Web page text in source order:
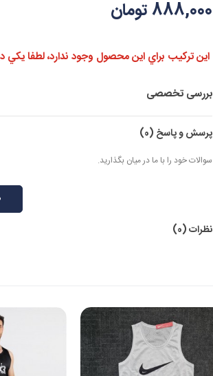
888,000 تومان
اين تركيب براي اين محصول وجود ندارد، لطفا يكي
بررسی تخصصی
پرسش و پاسخ (0)
سوالات خود را با ما در میان بگذارید.
نظرات (0)